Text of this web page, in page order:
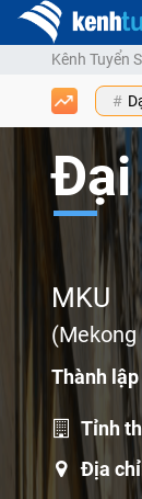
Kênh Tuyển
Đại
MKU
Thành
Tỉnh
Địa